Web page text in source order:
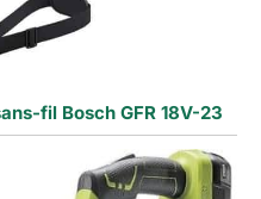
fil Bosch GFR 18V-23